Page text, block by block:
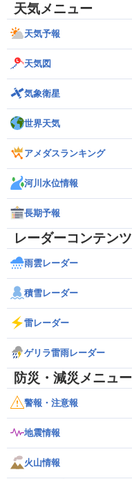
天気メニュー
天気予報
天気図
気象衛星
世界天気
アメダスランキング
河川水位情報
長期予報
レーダーコンテンツ
雨雲レーダー
積雪レーダー
雷レーダー
ゲリラ雷雨レーダー
防災・減災メニュー
警報・注意報
地震情報
火山情報